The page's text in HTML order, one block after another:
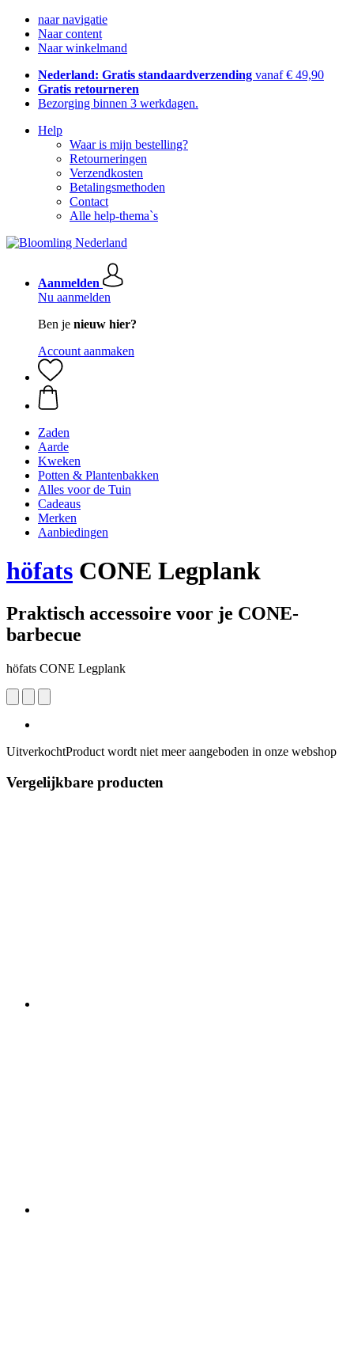
naar navigatie
Naar content
Naar winkelmand
Nederland: Gratis standaardverzending vanaf € 49,90
Gratis retourneren
Bezorging binnen 3 werkdagen.
Help
Waar is mijn bestelling?
Retourneringen
Verzendkosten
Betalingsmethoden
Contact
Alle help-thema`s
Aanmelden
Nu aanmelden
Ben je nieuw hier?
Account aanmaken
Zaden
Aarde
Kweken
Potten & Plantenbakken
Alles voor de Tuin
Cadeaus
Merken
Aanbiedingen
höfats CONE Legplank
Praktisch accessoire voor je CONE-
barbecue
höfats CONE Legplank
UitverkochtProduct wordt niet meer aangeboden in onze webshop
Vergelijkbare producten